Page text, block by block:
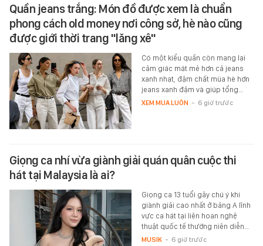
Quần jeans trắng: Món đồ được xem là chuẩn
phong cách old money nơi công sở, hè nào cũng
được giới thời trang "lăng xê"
Có một kiểu quần còn mang lại
cảm giác mát mẻ hơn cả jeans
xanh nhạt, đậm chất mùa hè hơn
jeans xanh đậm và giúp tổng…
XEM MUA LUÔN - 6 giờ trước
Giọng ca nhí vừa giành giải quán quân cuộc thi
hát tại Malaysia là ai?
Giọng ca 13 tuổi gây chú ý khi
giành giải cao nhất ở bảng A lĩnh
vực ca hát tại liên hoan nghệ
thuật quốc tế thường niên diễn…
MUSIK - 6 giờ trước